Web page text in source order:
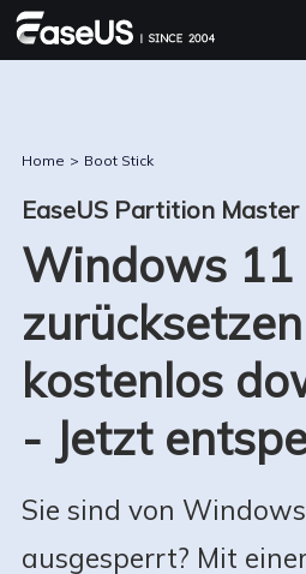
Home > Boot Stick
EaseUS Partition Master
Windows
kostenlos
- Jetzt
Sie sind von
ausgesperrt? Mit